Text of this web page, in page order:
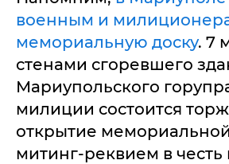
военным и
мемориальную доску. 7
стенами сгоревшего
Мариупольского
милиции состоится
открытие
митинг-реквием в